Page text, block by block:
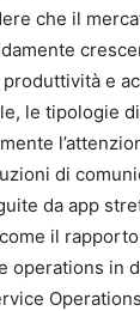
che il
e
le tipologie
di
da app
il
operations in